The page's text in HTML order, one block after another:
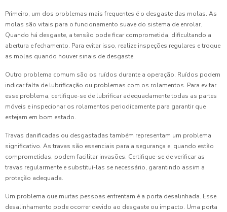
Primeiro, um dos problemas mais frequentes é o desgaste das molas. As
molas são vitais para o funcionamento suave do sistema de enrolar.
Quando há desgaste, a tensão pode ficar comprometida, dificultando a
abertura e fechamento. Para evitar isso, realize inspeções regulares e troque
as molas quando houver sinais de desgaste.
Outro problema comum são os ruídos durante a operação. Ruídos podem
indicar falta de lubrificação ou problemas com os rolamentos. Para evitar
esse problema, certifique-se de lubrificar adequadamente todas as partes
móveis e inspecionar os rolamentos periodicamente para garantir que
estejam em bom estado.
Travas danificadas ou desgastadas também representam um problema
significativo. As travas são essenciais para a segurança e, quando estão
comprometidas, podem facilitar invasões. Certifique-se de verificar as
travas regularmente e substituí-las se necessário, garantindo assim a
proteção adequada.
Um problema que muitas pessoas enfrentam é a porta desalinhada. Esse
desalinhamento pode ocorrer devido ao desgaste ou impacto. Uma porta